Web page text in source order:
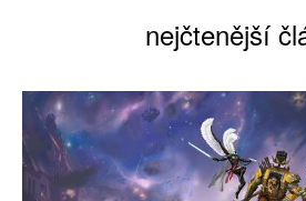
nejčtenější